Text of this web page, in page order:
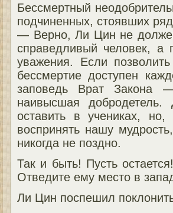
Бессмертный
подчиненных, стоявших
— Верно, Ли Цин не
справедливый человек, а
уважения. Если
бессмертие доступен
заповедь Врат Закона
наивысшая
оставить в учениках,
воспринять нашу
никогда не поздно.
Так и быть! Пусть
Отведите ему место в
Ли Цин поспешил